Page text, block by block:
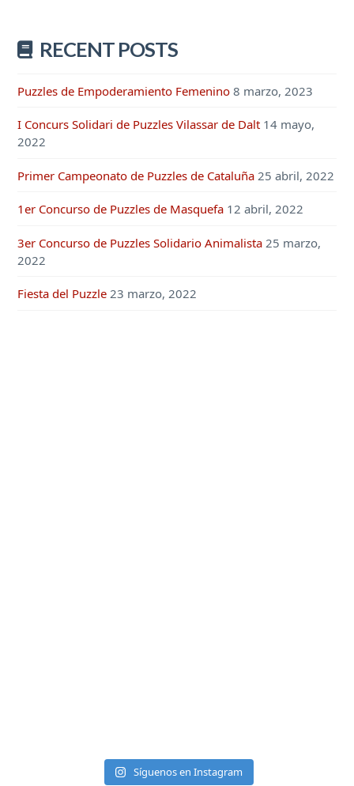
RECENT POSTS
Puzzles de Empoderamiento Femenino 8 marzo, 2023
I Concurs Solidari de Puzzles Vilassar de Dalt 14 mayo,
2022
Primer Campeonato de Puzzles de Cataluña 25 abril, 2022
1er Concurso de Puzzles de Masquefa 12 abril, 2022
3er Concurso de Puzzles Solidario Animalista 25 marzo,
2022
Fiesta del Puzzle 23 marzo, 2022
Síguenos en Instagram